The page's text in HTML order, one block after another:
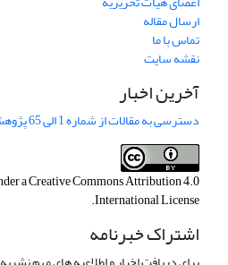
ارسال مقاله
تماس با ما
نقشه سایت
آخرین اخبار
دسترسی به مقالات از شماره 1 الی 65 پژوهشهای جغرافیایی
aCreative Commons Attribution 4.0
International License
.
اشتراک خبرنامه